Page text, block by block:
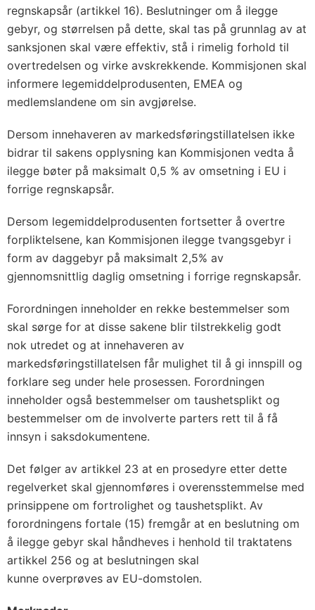
regnskapsår (artikkel 16). Beslutninger om å ilegge
gebyr, og størrelsen på dette, skal tas på grunnlag av at
sanksjonen skal være effektiv, stå i rimelig forhold til
overtredelsen og virke avskrekkende. Kommisjonen skal
informere legemiddelprodusenten, EMEA og
medlemslandene om sin avgjørelse.
Dersom innehaveren av markedsføringstillatelsen ikke
bidrar til sakens opplysning kan Kommisjonen vedta å
ilegge bøter på maksimalt 0,5 % av omsetning i EU i
forrige regnskapsår.
Dersom legemiddelprodusenten fortsetter å overtre
forpliktelsene, kan Kommisjonen ilegge tvangsgebyr i
form av daggebyr på maksimalt 2,5% av
gjennomsnittlig daglig omsetning i forrige regnskapsår.
Forordningen inneholder en rekke bestemmelser som
skal sørge for at disse sakene blir tilstrekkelig godt
nok utredet og at innehaveren av
markedsføringstillatelsen får mulighet til å gi innspill og
forklare seg under hele prosessen. Forordningen
inneholder også bestemmelser om taushetsplikt og
bestemmelser om de involverte parters rett til å få
innsyn i saksdokumentene.
Det følger av artikkel 23 at en prosedyre etter dette
regelverket skal gjennomføres i overensstemmelse med
prinsippene om fortrolighet og taushetsplikt. Av
forordningens fortale (15) fremgår at en beslutning om
å ilegge gebyr skal håndheves i henhold til traktatens
artikkel 256 og at beslutningen skal
kunne overprøves av EU-domstolen.